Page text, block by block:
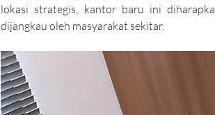
lokasi strategis, kantor baru ini
dijangkau oleh masyarakat sekitar.